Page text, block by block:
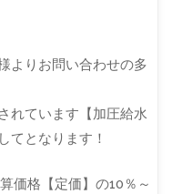
よりお問い合わせの多
れています【加圧給水
てとなります！
価格【定価】の10％～